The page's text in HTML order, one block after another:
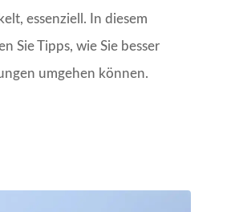
essenziell. In diesem
Sie Tipps, wie Sie besser
umgehen können.